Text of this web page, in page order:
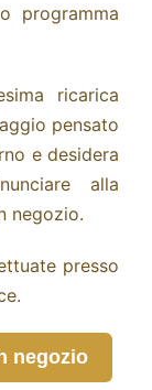
programma
ricarica
pensato
e desidera
alla
negozio.
presso
negozio